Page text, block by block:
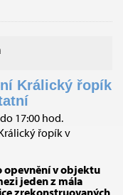
Králický řopík
17:00 hod.
řopík v
opevnění v objektu
jeden z mála
zrekonstruovaných